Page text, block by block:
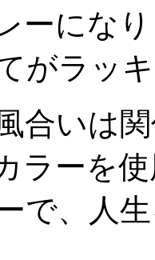
ーにな
がラッ
合いは
ラーを
で、人